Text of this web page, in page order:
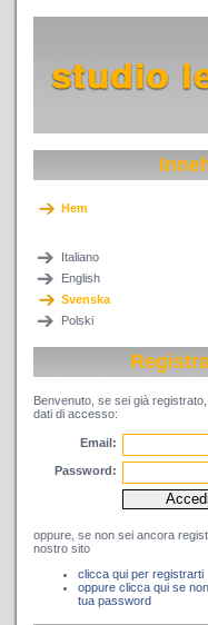
Hem
Italiano
English
Svenska
Polski
Benvenuto, se sei già
dati di accesso:
Email:
Password:
oppure, se non sei ancora
nostro sito
clicca qui per registrarti
oppure clicca qui se
tua password